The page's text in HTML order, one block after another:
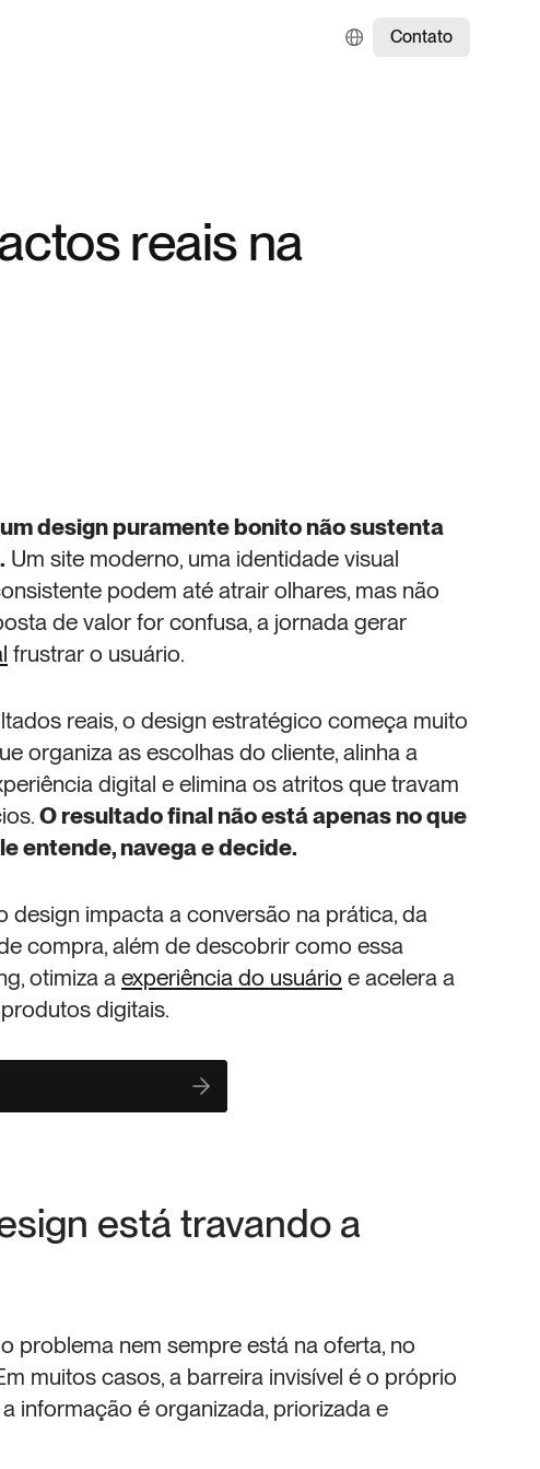
Contato
reais na
design puramente bonito não sustenta
Um site moderno, uma identidade visual
podem até atrair olhares, mas não
de valor for confusa, a jornada gerar
frustrar o usuário.
reais, o design estratégico começa muito
organiza as escolhas do cliente, alinha a
digital e elimina os atritos que travam
O resultado final não está apenas no que
entende, navega e decide.
design impacta a conversão na prática, da
compra, além de descobrir como essa
otimiza a experiência do usuário e acelera a
digitais.
está travando a
problema nem sempre está na oferta, no
muitos casos, a barreira invisível é o próprio
informação é organizada, priorizada e